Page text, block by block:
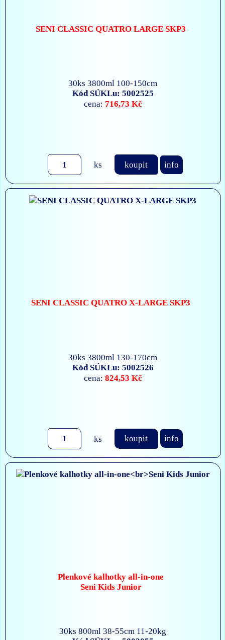
SENI CLASSIC QUATRO LARGE SKP3
30ks 3800ml 100-150cm
Kód SÚKLu: 5002525
cena: 716,73 Kč
ks koupit info
SENI CLASSIC QUATRO X-LARGE SKP3
30ks 3800ml 130-170cm
Kód SÚKLu: 5002526
cena: 824,53 Kč
ks koupit info
Plenkové kalhotky all-in-one
Seni Kids Junior
30ks 800ml 38-55cm 11-20kg